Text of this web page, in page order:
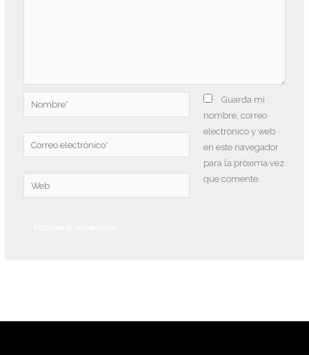
Nombre*
Correo
electrónico*
Web
Guarda mi
nombre, correo
electrónico y web
en este navegador
para la próxima vez
que comente.